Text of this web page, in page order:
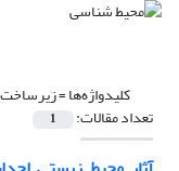
کلیدواژه‌ها =
تعداد مقالات: 1